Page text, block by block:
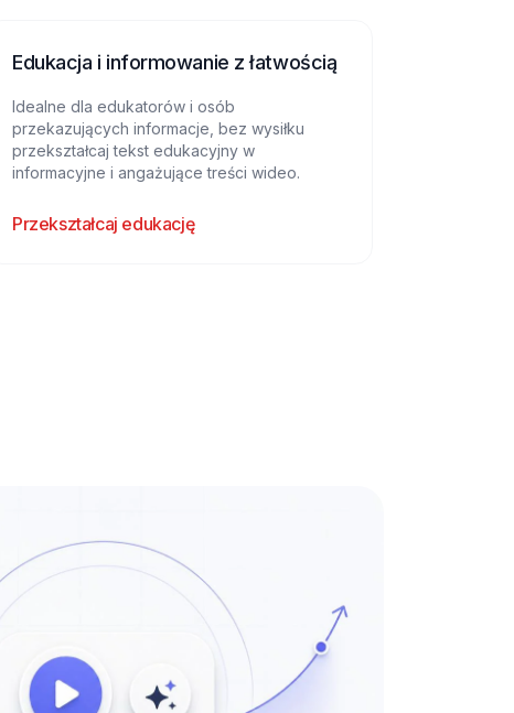
Edukacja i informowanie z łatwością
Idealne dla edukatorów i osób
przekazujących informacje, bez wysiłku
przekształcaj tekst edukacyjny w
informacyjne i angażujące treści wideo.
Przekształcaj edukację